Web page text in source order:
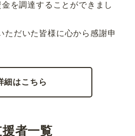
金を調達することができまし
ただいた皆様に心から感謝申
細はこちら
援者一覧